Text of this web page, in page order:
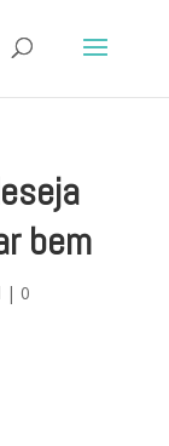
bem
| 0